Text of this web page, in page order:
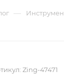
—
Zing-47471